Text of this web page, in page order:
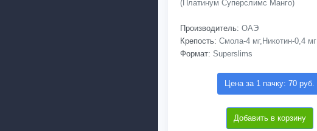
(Платинум Суперслимс Манго)
Производитель: ОАЭ
Крепость: Смола-4 мг,Никотин-0,4 мг
Формат: Superslims
Цена за 1 пачку: 70 руб.
Добавить в корзину